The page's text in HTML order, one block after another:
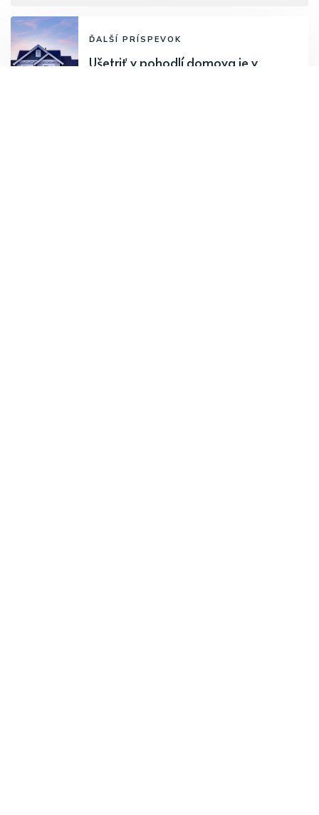
ĎALŠÍ PRÍSPEVOK
Ušetriť v pohodlí domova je v